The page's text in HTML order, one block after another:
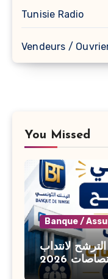
Tunisie Radio
Vendeurs /
You Missed
Banque /
لانتداب
عديد الاختصاصات 2026 / Concours BT
Banque de